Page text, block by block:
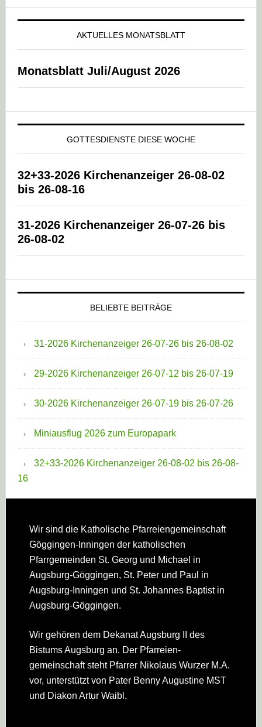
AKTUELLES MONATSBLATT
Monatsblatt Juli/August 2026
GOTTESDIENSTE DIESE WOCHE
32+33-2026 Kirchenanzeiger 26-08-02
bis 26-08-16
31-2026 Kirchenanzeiger 26-07-26 bis
26-08-02
BELIEBTE BEITRÄGE
31-2026 Kirchenanzeiger 26-07-26 bis 26-08-02
29-2026 Kirchenanzeiger 26-07-12 bis 26-07-19
30-2026 Kirchenanzeiger 26-07-19 bis 26-07-26
Miniausflug 2026 zum Europapark
32+33-2026 Kirchenanzeiger 26-08-02 bis 26-08-
16
Footer
Wir sind die Katholische Pfarreien­gemeinschaft
Göggingen-Inningen der katholischen
Pfarrgemeinden St. Georg und Michael in
Augsburg-Göggingen, St. Peter und Paul in
Augsburg-Inningen und St. Johannes Baptist in
Augsburg-Göggingen.
Wir gehören dem Dekanat Augsburg II des
Bistums Augsburg an. Der Pfarreien­
gemeinschaft steht Pfarrer Nikolaus Wurzer M.A.
vor, unterstützt von Pater Benny Augustine MST
und Diakon Artur Waibl.